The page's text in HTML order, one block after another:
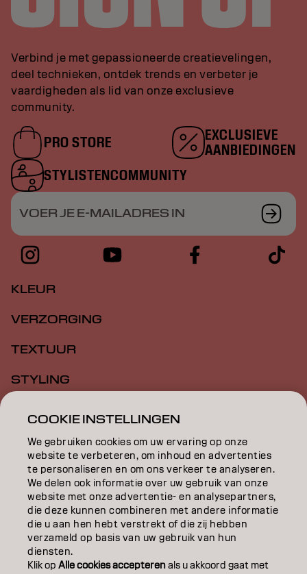
Verbind je met gepassioneerde creatievelingen,
deel technieken, ontdek trends en verbeter je
vaardigheden als lid van onze exclusieve
community.
PRO STORE
EXCLUSIEVE
AANBIEDINGEN
STYLISTENCOMMUNITY
VOER JE E-MAILADRES IN
KLEUR
VERZORGING
TEXTUUR
STYLING
EDUCATION
OVER
SALONVINDER
WORD PARTNER
CONTACT
COOKIE INSTELLINGEN
We gebruiken cookies om uw ervaring op onze
website te verbeteren, om inhoud en advertenties
te personaliseren en om ons verkeer te analyseren.
We delen ook informatie over uw gebruik van onze
website met onze advertentie- en analysepartners,
die deze kunnen combineren met andere informatie
die u aan hen hebt verstrekt of die zij hebben
verzameld op basis van uw gebruik van hun
diensten.
Klik opAlle cookies accepterenals u akkoord gaat met